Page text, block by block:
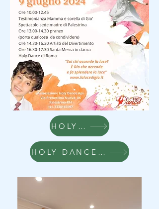
HOLY DANCE link1
HOLY DANCE link2